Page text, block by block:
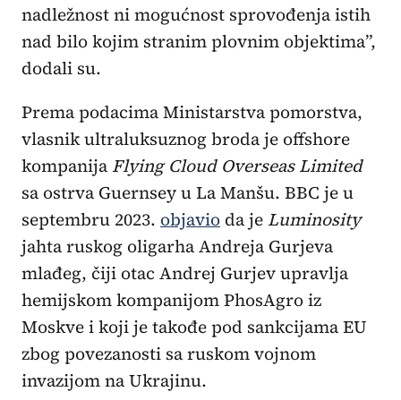
nadležnost ni mogućnost sprovođenja istih
nad bilo kojim stranim plovnim objektima”,
dodali su.
Prema podacima Ministarstva pomorstva,
vlasnik ultraluksuznog broda je offshore
kompanijaFlying Cloud Overseas Limited
sa ostrva Guernsey u La Manšu. BBC je u
septembru 2023. objavio da jeLuminosity
jahta ruskog oligarha Andreja Gurjeva
mlađeg, čiji otac Andrej Gurjev upravlja
hemijskom kompanijom PhosAgro iz
Moskve i koji je takođe pod sankcijama EU
zbog povezanosti sa ruskom vojnom
invazijom na Ukrajinu.